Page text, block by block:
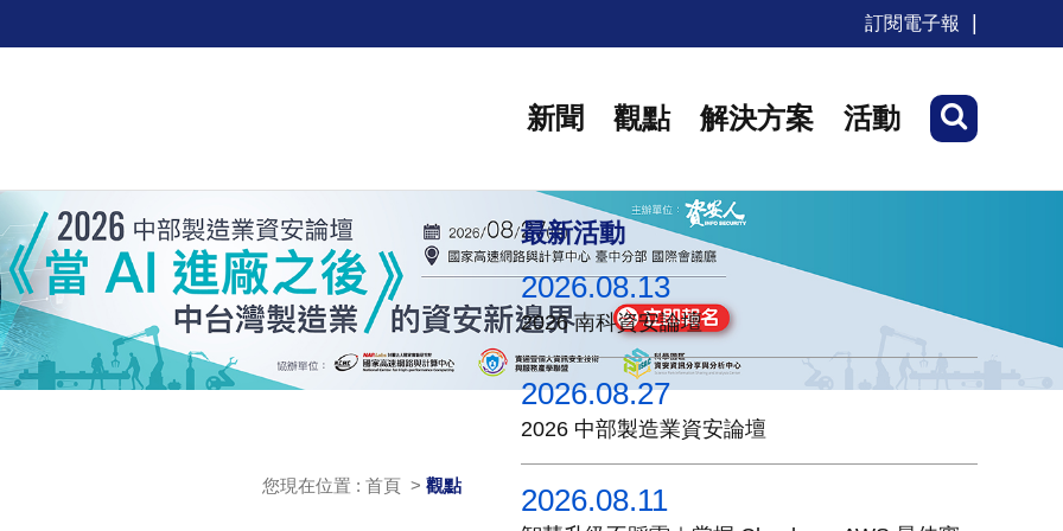
訂閱電子報
新聞 觀點 解決方案 活動
您現在位置 : 首頁 > 觀點
最新活動
2026.08.13
2026 南科資安論壇
2026.08.27
2026 中部製造業資安論壇
2026.08.11